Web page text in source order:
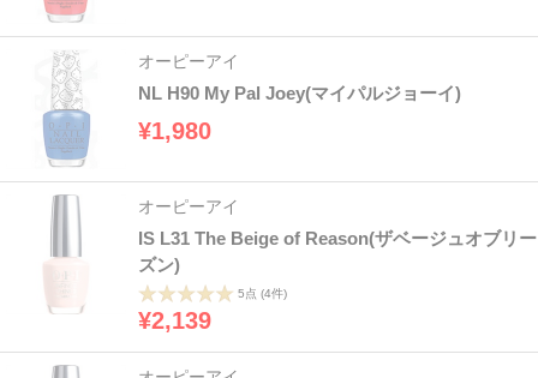
オーピーアイ
NL H90 My Pal Joey(マイパルジョーイ)
¥1,980
オーピーアイ
IS L31 The Beige of Reason(ザベージュオブリー
ズン)
5点 (4件)
¥2,139